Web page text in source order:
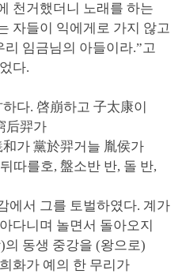
천거했더니 노래를 하는
자들이 익에게로 가지 않고
임금님의 아들이라.”고
다.
다. 啓崩하고 子太康이
后羿가
가 黨於羿거늘 胤侯가
따를호, 盤소반 반, 돌 반,
에서 그를 토벌하였다. 계가
다니며 놀면서 돌아오지
동생 중강을 (왕으로)
화가 예의 한 무리가